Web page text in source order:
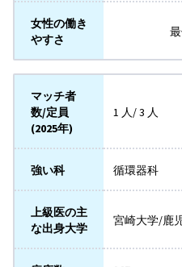
女性の働き
やすさ
マッチ者
数/定員
(2025年)
1 人/ 3 人
強い科 循環器科
上級医の主
な出身大学
宮崎大学/鹿